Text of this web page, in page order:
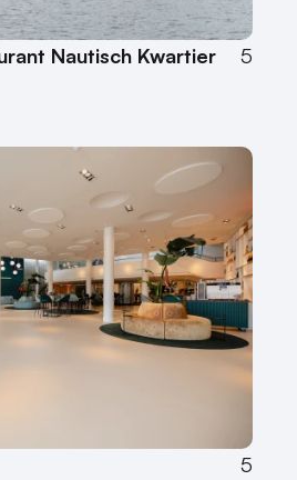
Nautisch Kwartier 5
5